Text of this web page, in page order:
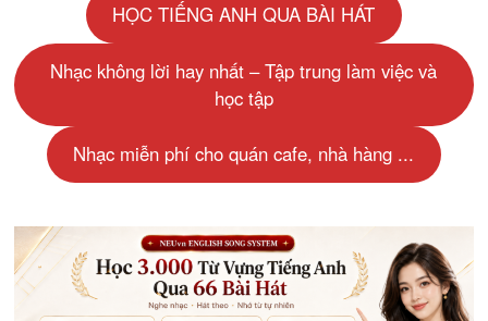
HỌC TIẾNG ANH QUA BÀI HÁT
Nhạc không lời hay nhất – Tập trung làm việc và
học tập
Nhạc miễn phí cho quán cafe, nhà hàng ...